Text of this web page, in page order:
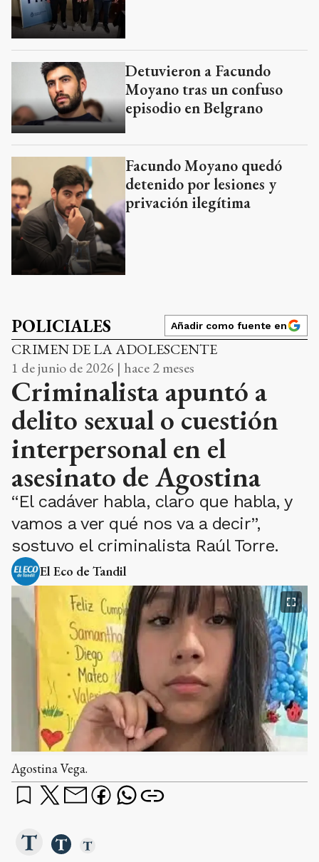
Detuvieron a Facundo
Moyano tras un confuso
episodio en Belgrano
Facundo Moyano quedó
detenido por lesiones y
privación ilegítima
POLICIALES Añadir como fuente en
CRIMEN DE LA ADOLESCENTE
1 de junio de 2026 | hace 2 meses
Criminalista apuntó a
delito sexual o cuestión
interpersonal en el
asesinato de Agostina
“El cadáver habla, claro que habla, y
vamos a ver qué nos va a decir”,
sostuvo el criminalista Raúl Torre.
El Eco de Tandil
Agostina Vega.